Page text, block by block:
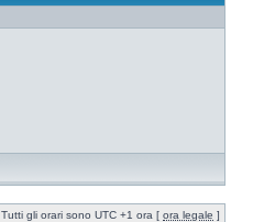
Tutti gli orari sono UTC +1 ora [ ora legale ]